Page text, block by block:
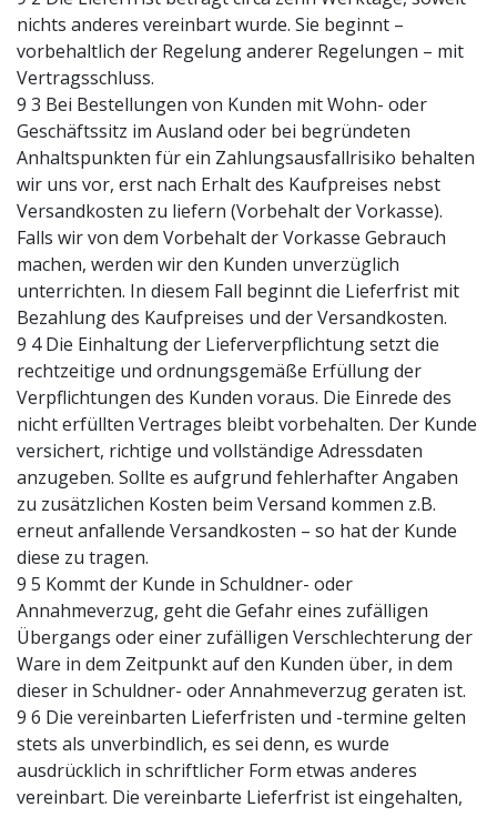
nichts anderes vereinbart wurde. Sie beginnt –
vorbehaltlich der Regelung anderer Regelungen – mit
Vertragsschluss.
9 3 Bei Bestellungen von Kunden mit Wohn- oder
Geschäftssitz im Ausland oder bei begründeten
Anhaltspunkten für ein Zahlungsausfallrisiko behalten
wir uns vor, erst nach Erhalt des Kaufpreises nebst
Versandkosten zu liefern (Vorbehalt der Vorkasse).
Falls wir von dem Vorbehalt der Vorkasse Gebrauch
machen, werden wir den Kunden unverzüglich
unterrichten. In diesem Fall beginnt die Lieferfrist mit
Bezahlung des Kaufpreises und der Versandkosten.
9 4 Die Einhaltung der Lieferverpflichtung setzt die
rechtzeitige und ordnungsgemäße Erfüllung der
Verpflichtungen des Kunden voraus. Die Einrede des
nicht erfüllten Vertrages bleibt vorbehalten. Der Kunde
versichert, richtige und vollständige Adressdaten
anzugeben. Sollte es aufgrund fehlerhafter Angaben
zu zusätzlichen Kosten beim Versand kommen z.B.
erneut anfallende Versandkosten – so hat der Kunde
diese zu tragen.
9 5 Kommt der Kunde in Schuldner- oder
Annahmeverzug, geht die Gefahr eines zufälligen
Übergangs oder einer zufälligen Verschlechterung der
Ware in dem Zeitpunkt auf den Kunden über, in dem
dieser in Schuldner- oder Annahmeverzug geraten ist.
9 6 Die vereinbarten Lieferfristen und -termine gelten
stets als unverbindlich, es sei denn, es wurde
ausdrücklich in schriftlicher Form etwas anderes
vereinbart. Die vereinbarte Lieferfrist ist eingehalten,